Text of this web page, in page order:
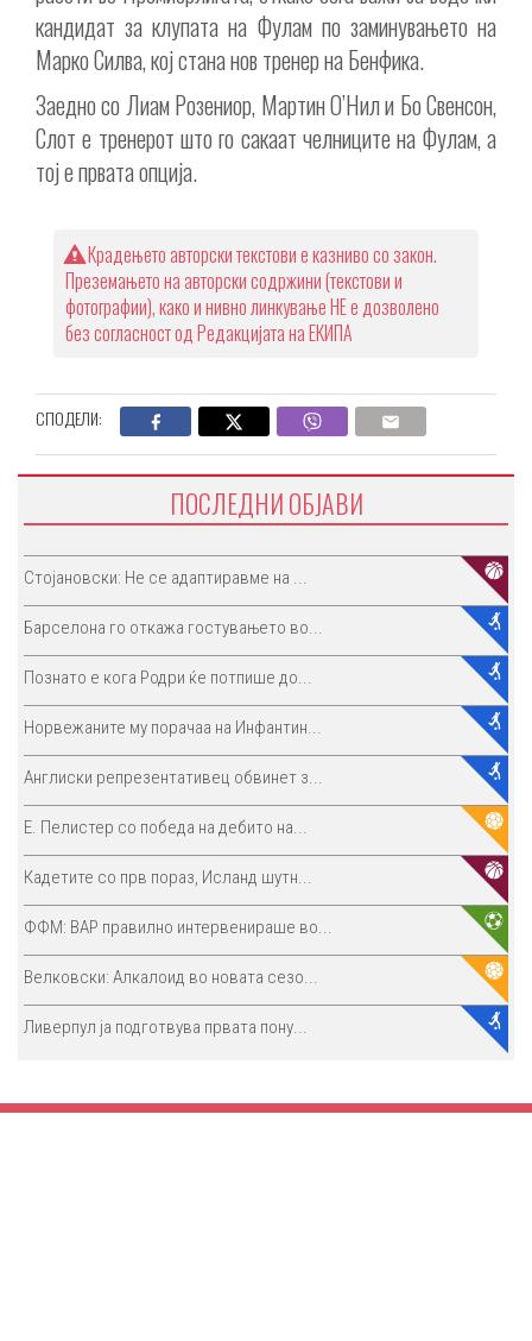
кандидат за клупата на Фулам по заминувањето на
Марко Силва, кој стана нов тренер на Бенфика.
Заедно со Лиам Розениор, Мартин О’Нил и Бо Свенсон,
Слот е тренерот што го сакаат челниците на Фулам, а
тој е првата опција.
Крадењето авторски текстови е казниво со закон.
Преземањето на авторски содржини (текстови и
фотографии), како и нивно линкување НЕ е дозволено
без согласност од Редакцијата на ЕКИПА
СПОДЕЛИ:
ПОСЛЕДНИ ОБЈАВИ
Стојановски: Не се адаптиравме на ...
Барселона го откажа гостувањето во...
Познато е кога Родри ќе потпише до...
Норвежаните му порачаа на Инфантин...
Англиски репрезентативец обвинет з...
E. Пелистер со победа на дебито на...
Кадетите со прв пораз, Исланд шутн...
ФФМ: ВАР правилно интервенираше во...
Велковски: Алкалоид во новата сезо...
Ливерпул ја подготвува првата пону...